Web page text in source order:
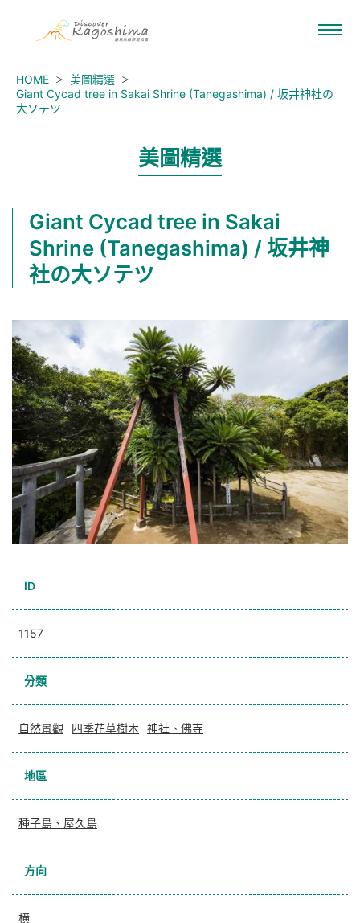
HOME
美圖精選
Giant Cycad tree in Sakai Shrine (Tanegashima) / 坂井神社の
大ソテツ
美圖精選
Giant Cycad tree in Sakai
Shrine (Tanegashima) / 坂井神
社の大ソテツ
ID
1157
分類
自然景觀 四季花草樹木 神社、佛寺
地區
種子島、屋久島
方向
横